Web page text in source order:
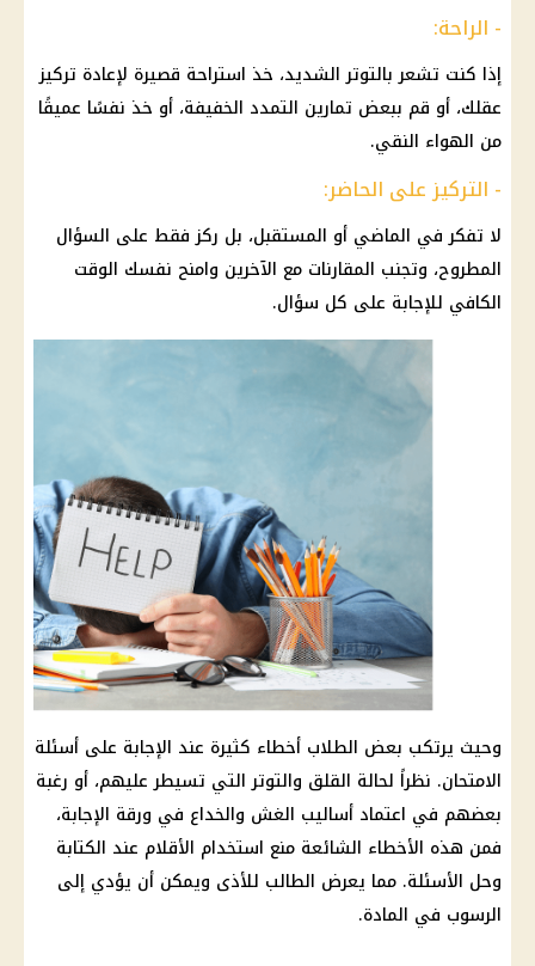
- الراحة:
إذا كنت تشعر بالتوتر الشديد، خذ استراحة قصيرة لإعادة تركيز
عقلك، أو قم ببعض تمارين التمدد الخفيفة، أو خذ نفسًا عميقًا
من الهواء النقي.
- التركيز على الحاضر:
لا تفكر في الماضي أو المستقبل، بل ركز فقط على السؤال
المطروح، وتجنب المقارنات مع الآخرين وامنح نفسك الوقت
الكافي للإجابة على كل سؤال.
وحيث يرتكب بعض الطلاب أخطاء كثيرة عند الإجابة على أسئلة
الامتحان. نظراً لحالة القلق والتوتر التي تسيطر عليهم، أو رغبة
بعضهم في اعتماد أساليب الغش والخداع في ورقة الإجابة،
فمن هذه الأخطاء الشائعة منع استخدام الأقلام عند الكتابة
وحل الأسئلة. مما يعرض الطالب للأذى ويمكن أن يؤدي إلى
الرسوب في المادة.